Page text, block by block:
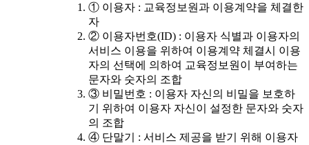
① 이용자 : 교육정보원과 이용계약을 체결한
자
② 이용자번호(ID) : 이용자 식별과 이용자의
서비스 이용을 위하여 이용계약 체결시 이용
자의 선택에 의하여 교육정보원이 부여하는
문자와 숫자의 조합
③ 비밀번호 : 이용자 자신의 비밀을 보호하
기 위하여 이용자 자신이 설정한 문자와 숫자
의 조합
④ 단말기 : 서비스 제공을 받기 위해 이용자